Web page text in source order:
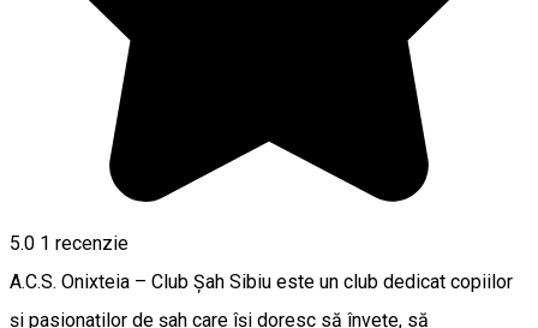
5.0 1 recenzie
A.C.S. Onixteia – Club Șah Sibiu este un club dedicat copiilor
și pasionaților de șah care își doresc să învețe, să